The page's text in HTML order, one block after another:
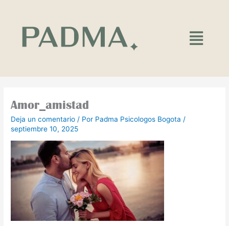
contenido
Main
Menu
Amor_amistad
Deja un comentario / Por Padma Psicologos Bogota /
septiembre 10, 2025